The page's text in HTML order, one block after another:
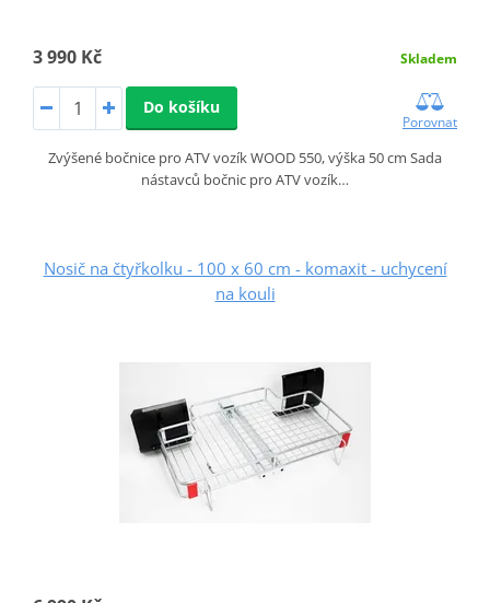
3 990 Kč Skladem
Do košíku
Porovnat
Zvýšené bočnice pro ATV vozík WOOD 550, výška 50 cm Sada
nástavců bočnic pro ATV vozík…
Nosič na čtyřkolku - 100 x 60 cm - komaxit - uchycení
na kouli